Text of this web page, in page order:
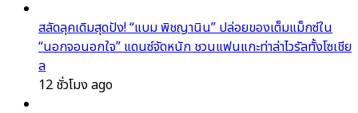
สลัดลุคเดิมสุดปัง! “แบม พิชญานิน” ปล่อยของเต็มแม็กซ์ใน
“นอกจอนอกใจ” แดนซ์จัดหนัก ชวนแฟนแกะท่าล่าไวรัลทั้งโซเชีย
ล
12 ชั่วโมง ago